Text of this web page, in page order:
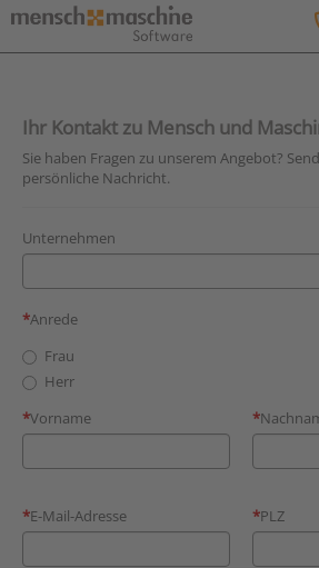
Ihr Kontakt zu Mensch und
Sie haben Fragen zu unserem Angebot?
persönliche Nachricht.
Unternehmen
Anrede
Frau
Herr
Vorname
E-Mail-Adresse PLZ